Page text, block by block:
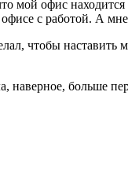
офис
с работой. А
чтобы
больше